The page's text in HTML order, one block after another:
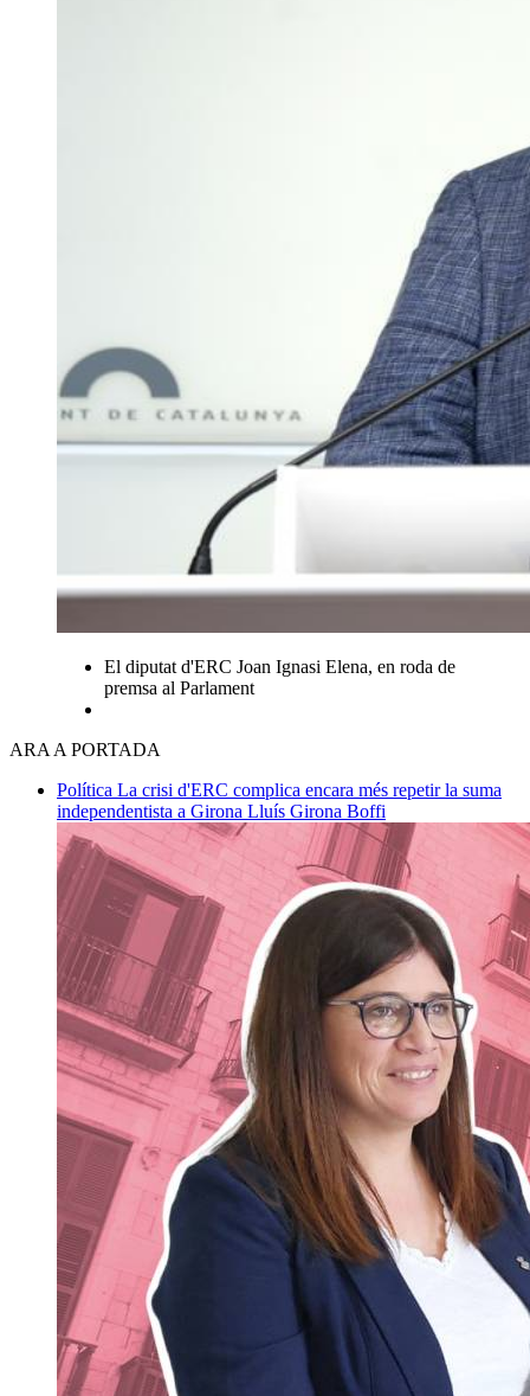
El diputat d'ERC Joan Ignasi Elena, en roda de
premsa al Parlament
ARA A PORTADA
Política La crisi d'ERC complica encara més repetir la suma
independentista a Girona Lluís Girona Boffi